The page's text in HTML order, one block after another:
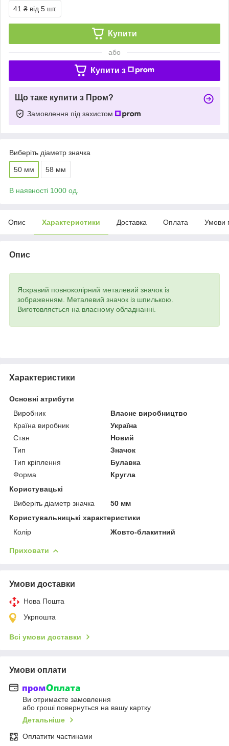
41 ₴ від 5 шт.
Купити
або
Купити з
Що таке купити з Пром?
Замовлення під захистом
Виберіть діаметр значка
50 мм 58 мм
В наявності 1000 од.
Опис Характеристики Доставка Оплата Умови
Опис
Яскравий повноколірний металевий значок із
зображенням. Металевий значок із шпилькою.
Виготовляється на власному обладнанні.
Характеристики
Основні атрибути
Виробник
Власне виробництво
Країна виробник
Україна
Стан
Новий
Тип
Значок
Тип кріплення
Булавка
Форма
Кругла
Користувацькі
Виберіть діаметр значка
50 мм
Користувальницькі характеристики
Колір
Жовто-блакитний
Приховати
Умови доставки
Нова Пошта
Укрпошта
Всі умови доставки
Умови оплати
Ви отримаєте замовлення
або гроші повернуться на вашу картку
Детальніше
Оплатити частинами